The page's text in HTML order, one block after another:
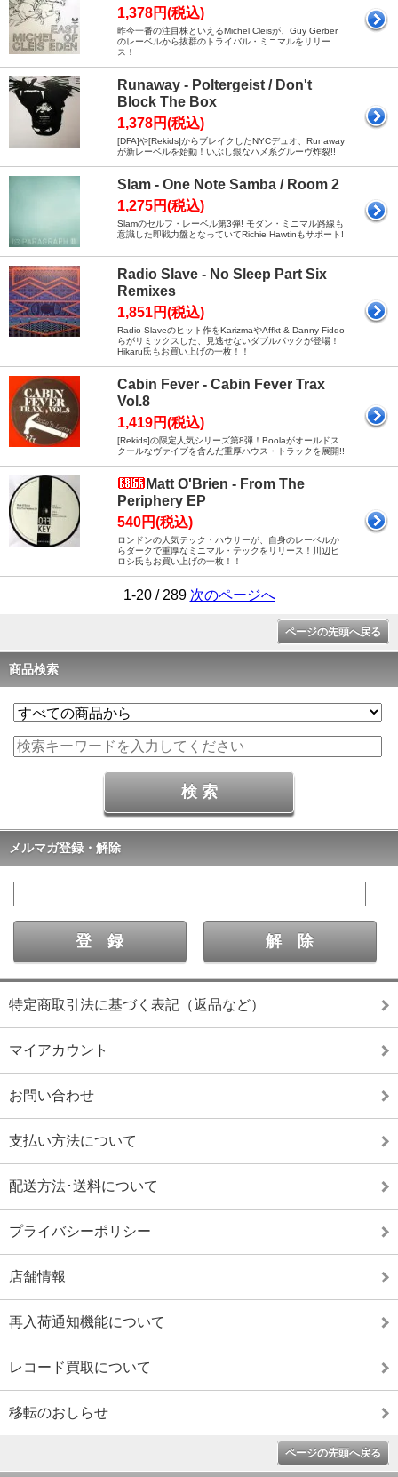
1,378円(税込)
昨今一番の注目株といえるMichel Cleisが、Guy Gerber
のレーベルから抜群のトライバル・ミニマルをリリー
ス！
Runaway - Poltergeist / Don't
Block The Box
1,378円(税込)
[DFA]や[Rekids]からブレイクしたNYCデュオ、Runaway
が新レーベルを始動！いぶし銀なハメ系グルーヴ炸裂!!
Slam - One Note Samba / Room 2
1,275円(税込)
Slamのセルフ・レーベル第3弾! モダン・ミニマル路線も
意識した即戦力盤となっていてRichie Hawtinもサポート!
Radio Slave - No Sleep Part Six
Remixes
1,851円(税込)
Radio Slaveのヒット作をKarizmaやAffkt & Danny Fiddo
らがリミックスした、見逃せないダブルパックが登場！
Hikaru氏もお買い上げの一枚！！
Cabin Fever - Cabin Fever Trax
Vol.8
1,419円(税込)
[Rekids]の限定人気シリーズ第8弾！Boolaがオールドス
クールなヴァイブを含んだ重厚ハウス・トラックを展開!!
Matt O'Brien - From The
Periphery EP
540円(税込)
ロンドンの人気テック・ハウサーが、自身のレーベルか
らダークで重厚なミニマル・テックをリリース！川辺ヒ
ロシ氏もお買い上げの一枚！！
1-20 / 289 次のページへ
ページの先頭へ戻る
商品検索
メルマガ登録・解除
特定商取引法に基づく表記（返品など）
マイアカウント
お問い合わせ
支払い方法について
配送方法･送料について
プライバシーポリシー
店舗情報
再入荷通知機能について
レコード買取について
移転のおしらせ
ページの先頭へ戻る